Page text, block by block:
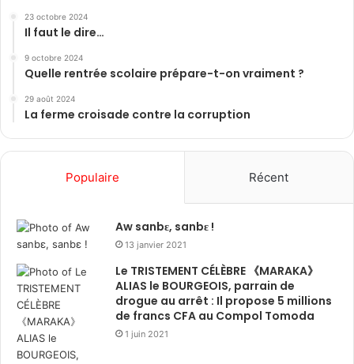
23 octobre 2024
Il faut le dire…
9 octobre 2024
Quelle rentrée scolaire prépare-t-on vraiment ?
29 août 2024
La ferme croisade contre la corruption
Populaire Récent
Aw sanbɛ, sanbɛ !
13 janvier 2021
Le TRISTEMENT CÉLÈBRE 《MARAKA》
ALIAS le BOURGEOIS, parrain de
drogue au arrêt : Il propose 5 millions
de francs CFA au Compol Tomoda
1 juin 2021